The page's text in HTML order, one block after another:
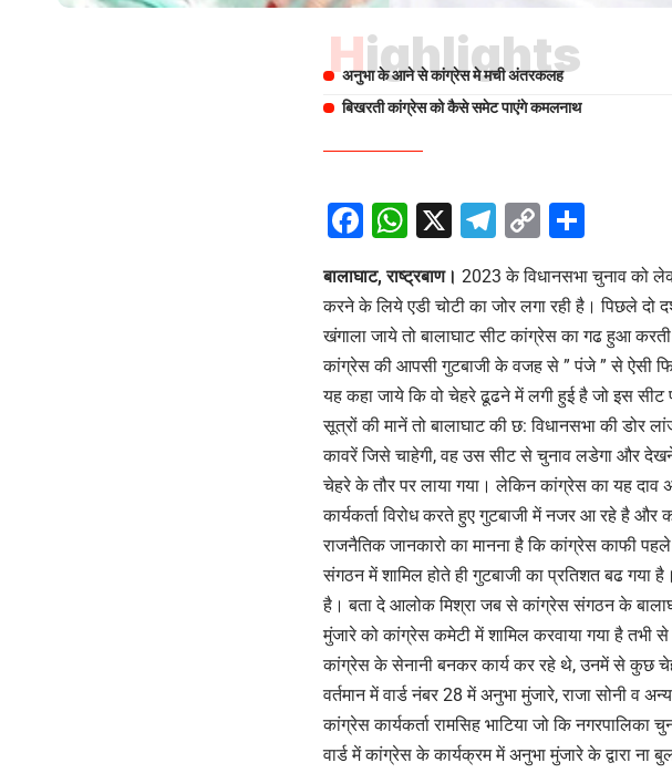
Highlights
अनुभा के आने से कांग्रेस मे मची अंतरकलह
बिखरती कांग्रेस को कैसे समेट पाएंगे कमलनाथ
Facebook
WhatsApp
X Telegram
Copy
बालाघाट, राष्ट्रबाण। 2023 के विधानसभा चुनाव को
करने के लिये एडी चोटी का जोर लगा रही है। पिछले दो
खंगाला जाये तो बालाघाट सीट कांग्रेस का गढ हुआ
कांग्रेस की आपसी गुटबाजी के वजह से ” पंजे ” से ऐसी
यह कहा जाये कि वो चेहरे ढूढने में लगी हुई है जो इस
सूत्रों की मानें तो बालाघाट की छ: विधानसभा की डोर
कावरें जिसे चाहेगी, वह उस सीट से चुनाव लडेगा और
चेहरे के तौर पर लाया गया। लेकिन कांग्रेस का यह
कार्यकर्ता विरोध करते हुए गुटबाजी में नजर आ रहे है और
राजनैतिक जानकारो का मानना है कि कांग्रेस काफी
संगठन में शामिल होते ही गुटबाजी का प्रतिशत बढ
है। बता दे आलोक मिश्रा जब से कांग्रेस संगठन के
मुंजारे को कांग्रेस कमेटी में शामिल करवाया गया है तभी
कांग्रेस के सेनानी बनकर कार्य कर रहे थे, उनमें से कुछ
वर्तमान में वार्ड नंबर 28 में अनुभा मुंजारे, राजा सोनी व
कांग्रेस कार्यकर्ता रामसिह भाटिया जो कि
वार्ड में कांग्रेस के कार्यक्रम में अनुभा मुंजारे के द्वारा